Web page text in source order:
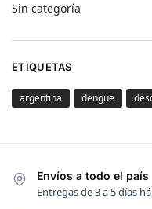
Sin categoría
ETIQUETAS
argentina dengue
Envíos a todo el país
Entregas de 3 a 5 días